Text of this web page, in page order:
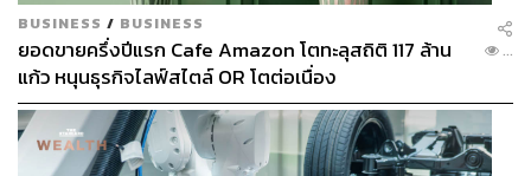
BUSINESS / BUSINESS
ยอดขายครึ่งปีแรก Cafe Amazon โตทะลุสถิติ 117 ล้าน
แก้ว หนุนธุรกิจไลฟ์สไตล์ OR โตต่อเนื่อง
...